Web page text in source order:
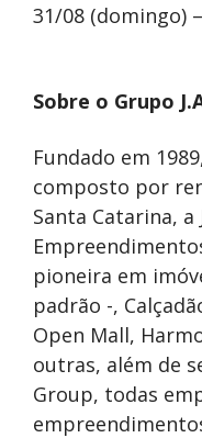
31/08 (domingo)
Sobre o Grupo
Fundado em
composto por
Santa Catarina, a
pioneira em
padrão -,
Open Mall,
outras, além de
Group, todas